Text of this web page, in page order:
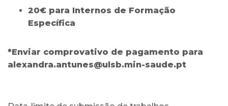
20€ para Internos de Formação
Específica
*Enviar comprovativo de pagamento para
alexandra.antunes@ulsb.min-saude.pt